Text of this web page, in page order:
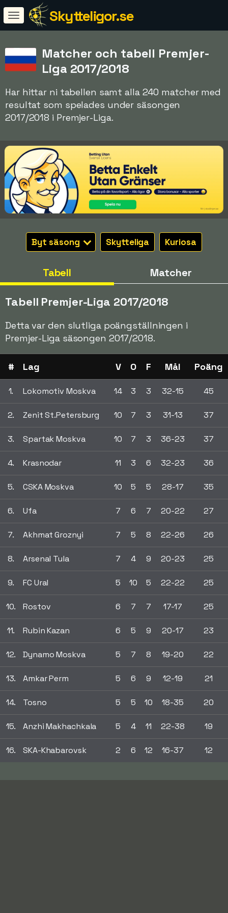
Skytteligor.se
Matcher och tabell Premjer-
Liga 2017/2018
Har hittar ni tabellen samt alla 240 matcher med
resultat som spelades under säsongen
2017/2018 i Premjer-Liga.
Byt säsong Skytteliga Kuriosa
Tabell Matcher
Tabell Premjer-Liga 2017/2018
Detta var den slutliga poängställningen i
Premjer-Liga säsongen 2017/2018.
# Lag V O F Mål Poäng
1. Lokomotiv Moskva 14 3 3 32-15 45
2. Zenit St.Petersburg 10 7 3 31-13 37
3. Spartak Moskva 10 7 3 36-23 37
4. Krasnodar 11 3 6 32-23 36
5. CSKA Moskva 10 5 5 28-17 35
6. Ufa 7 6 7 20-22 27
7. Akhmat Groznyi 7 5 8 22-26 26
8. Arsenal Tula 7 4 9 20-23 25
9. FC Ural 5 10 5 22-22 25
10. Rostov 6 7 7 17-17 25
11. Rubin Kazan 6 5 9 20-17 23
12. Dynamo Moskva 5 7 8 19-20 22
13. Amkar Perm 5 6 9 12-19 21
14. Tosno 5 5 10 18-35 20
15. Anzhi Makhachkala 5 4 11 22-38 19
16. SKA-Khabarovsk 2 6 12 16-37 12